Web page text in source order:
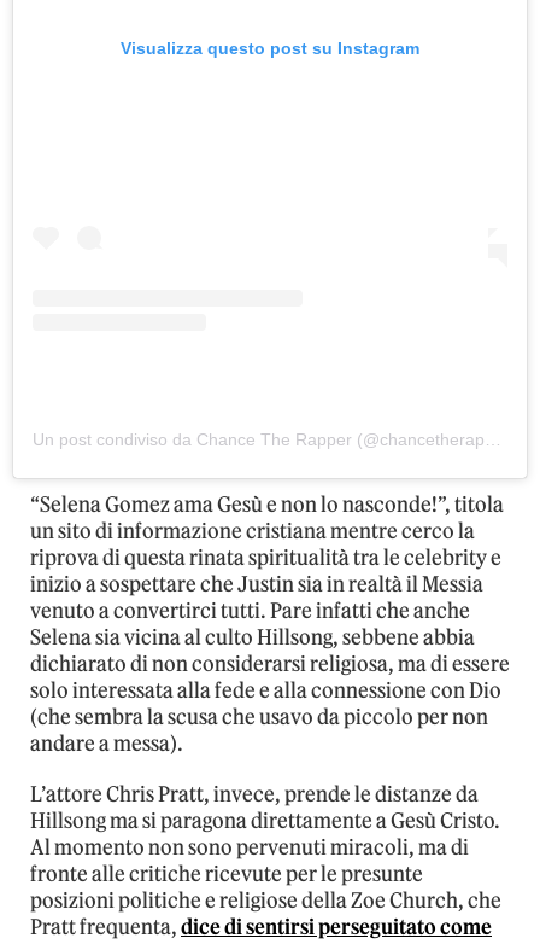
Visualizza questo post su Instagram
“Selena Gomez ama Gesù e non lo nasconde!”, titola
un sito di informazione cristiana mentre cerco la
riprova di questa rinata spiritualità tra le celebrity e
inizio a sospettare che Justin sia in realtà il Messia
venuto a convertirci tutti. Pare infatti che anche
Selena sia vicina al culto Hillsong, sebbene abbia
dichiarato di non considerarsi religiosa, ma di essere
solo interessata alla fede e alla connessione con Dio
(che sembra la scusa che usavo da piccolo per non
andare a messa).
L’attore Chris Pratt, invece, prende le distanze da
Hillsong ma si paragona direttamente a Gesù Cristo.
Al momento non sono pervenuti miracoli, ma di
fronte alle critiche ricevute per le presunte
posizioni politiche e religiose della Zoe Church, che
Pratt frequenta,dice di sentirsi perseguitato come